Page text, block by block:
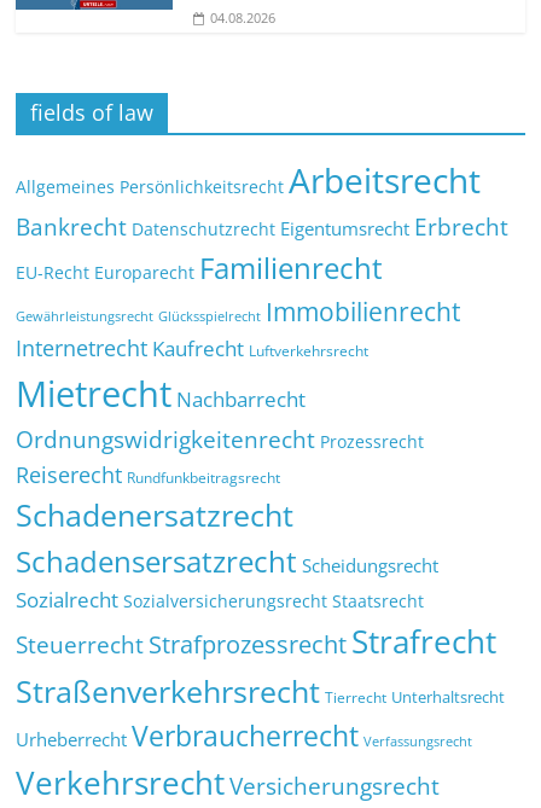
04.08.2026
fields of law
Allgemeines Persönlichkeitsrecht Arbeitsrecht
Bankrecht Datenschutzrecht Eigentumsrecht Erbrecht
EU-Recht Europarecht Familienrecht
Gewährleistungsrecht Glücksspielrecht Immobilienrecht
Internetrecht Kaufrecht Luftverkehrsrecht
Mietrecht Nachbarrecht
Ordnungswidrigkeitenrecht Prozessrecht
Reiserecht Rundfunkbeitragsrecht
Schadenersatzrecht
Schadensersatzrecht Scheidungsrecht
Sozialrecht Sozialversicherungsrecht Staatsrecht
SteuerrechtStrafprozessrechtStrafrecht
Straßenverkehrsrecht Tierrecht Unterhaltsrecht
Urheberrecht Verbraucherrecht Verfassungsrecht
VerkehrsrechtVersicherungsrecht